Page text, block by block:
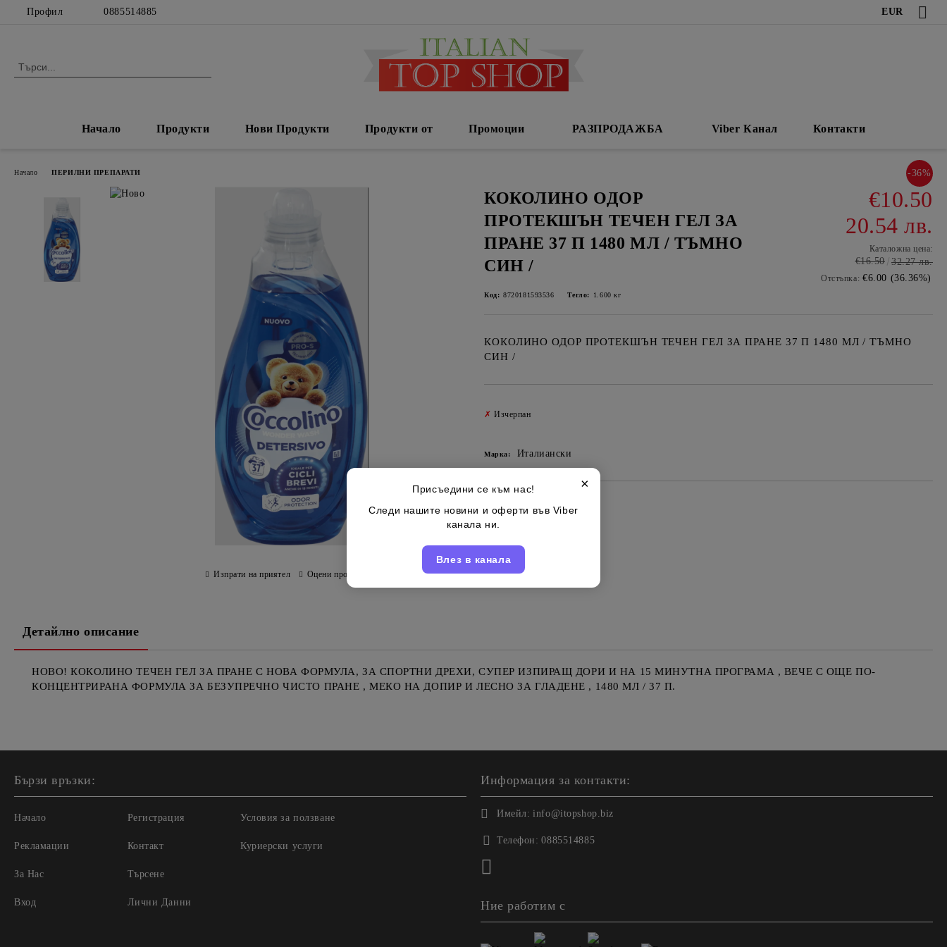
Профил 0885514885 EUR
Начало Продукти Нови Продукти Продукти от Промоции РАЗПРОДАЖБА Viber Канал Контакти
Начало ПЕРИЛНИ ПРЕПАРАТИ
КОКОЛИНО ОДОР
ПРОТЕКШЪН ТЕЧЕН ГЕЛ ЗА
ПРАНЕ 37 П 1480 МЛ / ТЪМНО
СИН /
-36%
€10.50
20.54 лв.
Каталожна цена:
€16.50 32.27 лв.
Отстъпка: €6.00 (36.36%)
Код: 8720181593536 Тегло: 1.600 кг
КОКОЛИНО ОДОР ПРОТЕКШЪН ТЕЧЕН ГЕЛ ЗА ПРАНЕ 37 П 1480 МЛ / ТЪМНО
СИН /
✗ Изчерпан
Марка: Италиански
Изпрати на приятел Оцени продукта
Детайлно описание
НОВО! КОКОЛИНО ТЕЧЕН ГЕЛ ЗА ПРАНЕ С НОВА ФОРМУЛА, ЗА СПОРТНИ ДРЕХИ, СУПЕР ИЗПИРАЩ ДОРИ И НА 15 МИНУТНА ПРОГРАМА , ВЕЧЕ С ОЩЕ ПО-
КОНЦЕНТРИРАНА ФОРМУЛА ЗА БЕЗУПРЕЧНО ЧИСТО ПРАНЕ , МЕКО НА ДОПИР И ЛЕСНО ЗА ГЛАДЕНЕ , 1480 МЛ / 37 П.
Бързи връзки:
Начало
Рекламации
За Нас
Вход
Регистрация
Контакт
Търсене
Лични Данни
Условия за ползване
Куриерски услуги
Информация за контакти:
Имейл: info@itopshop.biz
Телефон: 0885514885
Ние работим с
×
Присъедини се към нас!
Следи нашите новини и оферти във Viber
канала ни.
Влез в канала